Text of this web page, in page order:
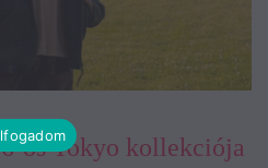
os Tokyo kollekciója